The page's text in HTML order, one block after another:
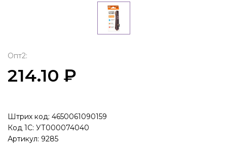
Опт2:
214.10 ₽
Штрих код: 4650061090159
Код 1С: УТ000074040
Артикул: 9285